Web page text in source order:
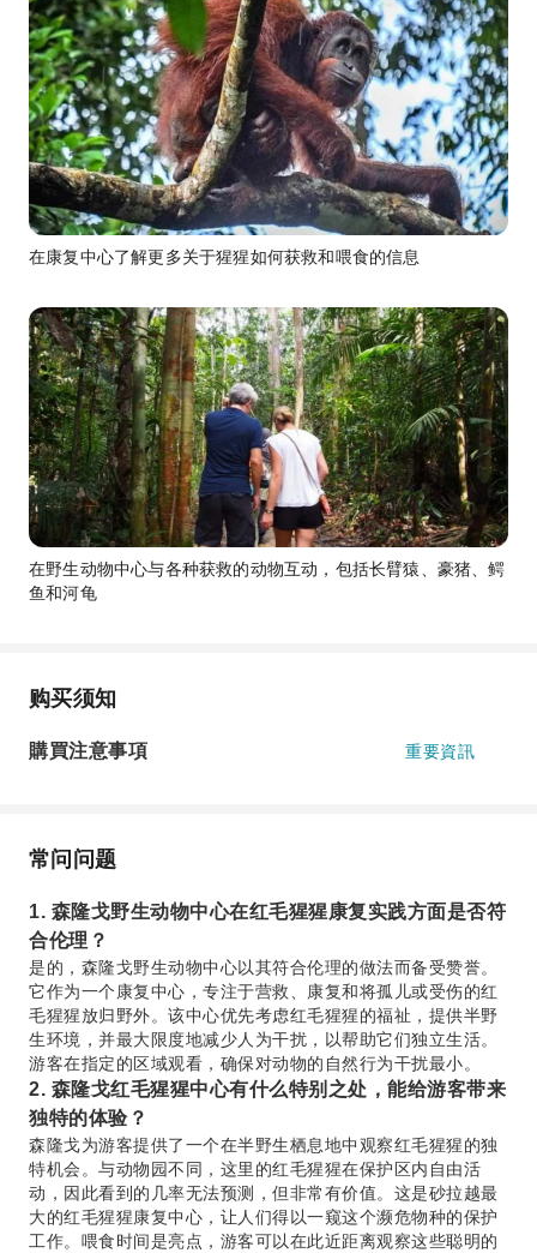
在康复中心了解更多关于猩猩如何获救和喂食的信息
在野生动物中心与各种获救的动物互动，包括长臂猿、豪猪、鳄
鱼和河龟
购买须知
購買注意事項 重要資訊
常问问题
1. 森隆戈野生动物中心在红毛猩猩康复实践方面是否符
合伦理？
是的，森隆戈野生动物中心以其符合伦理的做法而备受赞誉。
它作为一个康复中心，专注于营救、康复和将孤儿或受伤的红
毛猩猩放归野外。该中心优先考虑红毛猩猩的福祉，提供半野
生环境，并最大限度地减少人为干扰，以帮助它们独立生活。
游客在指定的区域观看，确保对动物的自然行为干扰最小。
2. 森隆戈红毛猩猩中心有什么特别之处，能给游客带来
独特的体验？
森隆戈为游客提供了一个在半野生栖息地中观察红毛猩猩的独
特机会。与动物园不同，这里的红毛猩猩在保护区内自由活
动，因此看到的几率无法预测，但非常有价值。这是砂拉越最
大的红毛猩猩康复中心，让人们得以一窥这个濒危物种的保护
工作。喂食时间是亮点，游客可以在此近距离观察这些聪明的